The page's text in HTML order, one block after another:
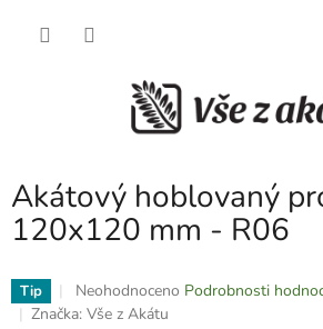
Akátový hoblovaný
120x120 mm - R06
Tip
Průměrné
hodnocení
Neohodnoceno Podrobnosti
Značka: Vše z Akátu